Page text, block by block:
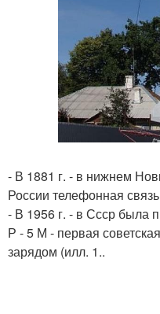
- В 1881 г. - в нижнем
России телефонная
- В 1956 г. - в Ссср была
Р - 5 М - первая
зарядом (илл. 1..